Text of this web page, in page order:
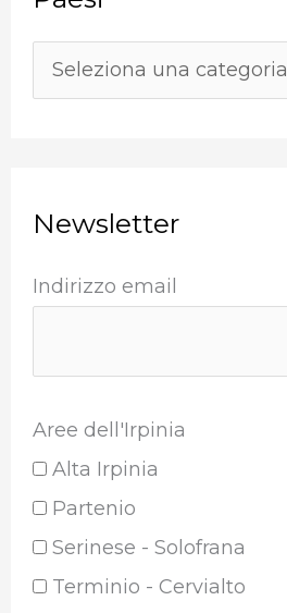
:
Newsletter
Indirizzo email
Aree dell'Irpinia
Alta Irpinia
Partenio
Serinese - Solofrana
Terminio - Cervialto